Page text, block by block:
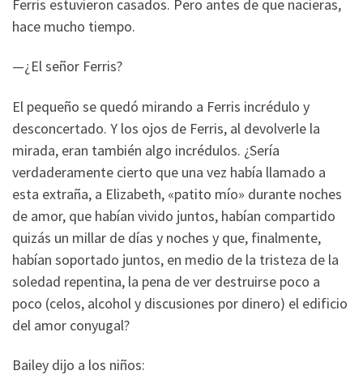
Ferris estuvieron casados. Pero antes de que nacieras,
hace mucho tiempo.
—¿El señor Ferris?
El pequeño se quedó mirando a Ferris incrédulo y
desconcertado. Y los ojos de Ferris, al devolverle la
mirada, eran también algo incrédulos. ¿Sería
verdaderamente cierto que una vez había llamado a
esta extraña, a Elizabeth, «patito mío» durante noches
de amor, que habían vivido juntos, habían compartido
quizás un millar de días y noches y que, finalmente,
habían soportado juntos, en medio de la tristeza de la
soledad repentina, la pena de ver destruirse poco a
poco (celos, alcohol y discusiones por dinero) el edificio
del amor conyugal?
Bailey dijo a los niños: